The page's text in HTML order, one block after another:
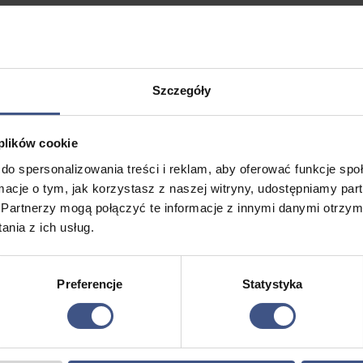
Szczegóły
cookie
spersonalizowania treści i reklam, aby oferować funkcje
o tym, jak korzystasz z naszej witryny, udostępniamy
mogą połączyć te informacje z innymi danymi
z ich usług.
Preferencje Statystyka
zł.
Aktualna
4395,00 zł.
PROMOCJA
Turystyczny
2295,00
Zakres
cen:
2295,00 zł
7 dni
Wiek: 13 - 18 lat
Wiek: 18+